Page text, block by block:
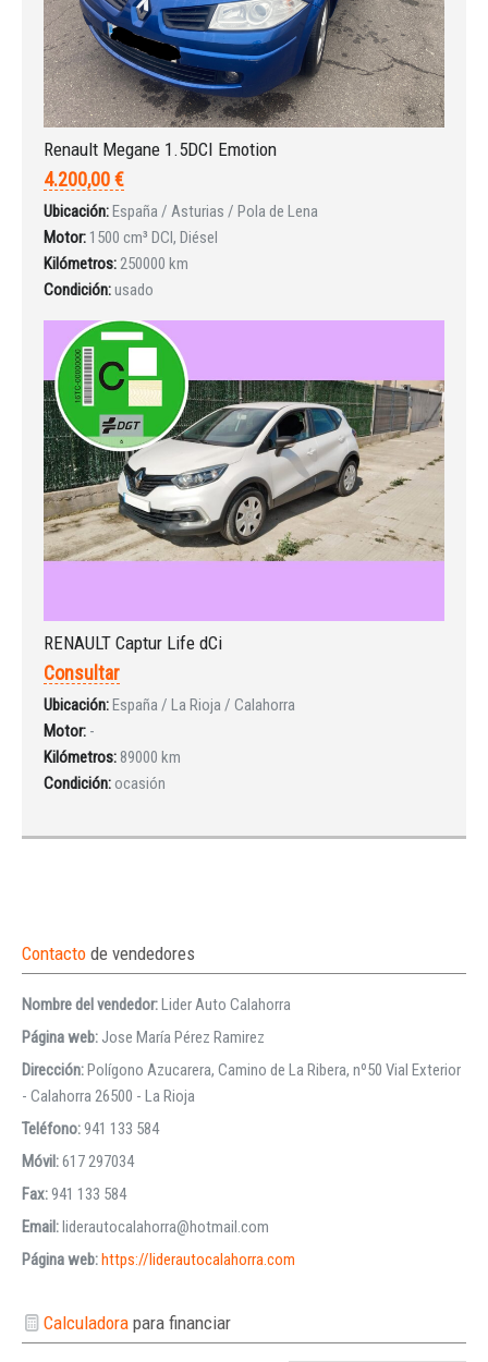
¿Ha olvidado la contraseña?
Renault Megane 1.5DCI Emotion
4.200,00 €
Ubicación:España / Asturias / Pola de Lena
Motor: 1500 cm³ DCI, Diésel
Kilómetros:250000 km
Condición:usado
RENAULT Captur Life dCi
Consultar
Ubicación:España / La Rioja / Calahorra
Motor: -
Kilómetros: 89000 km
Condición:ocasión
Contacto de vendedores
Nombre del vendedor:Lider Auto Calahorra
Página web:Jose María Pérez Ramirez
Dirección:Polígono Azucarera, Camino de La Ribera, nº50 Vial Exterior
- Calahorra 26500 - La Rioja
Teléfono:941 133 584
Móvil:617 297034
Fax:941 133 584
Email:liderautocalahorra@hotmail.com
Página web:https://liderautocalahorra.com
Calculadorapara financiar